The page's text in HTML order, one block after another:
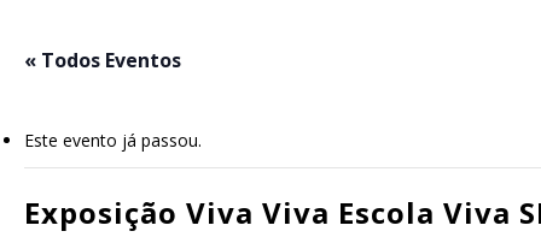
main« Todos Eventos
Este evento já passou.
Exposição Viva Viva Escola Viva